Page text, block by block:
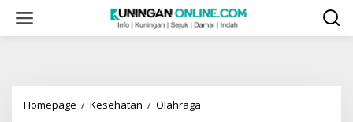
content
Homepage / Kesehatan / Olahraga